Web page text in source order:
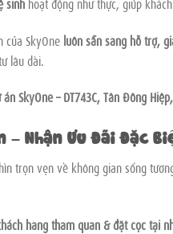
SkyOne luôn sẵn sàng hỗ trợ,
lâu dài.
SkyOne – DT743C, Tân Đông
– Nhận Ưu Đãi Đặc
trọn vẹn về không gian sống
hàng tham quan & đặt cọc tại